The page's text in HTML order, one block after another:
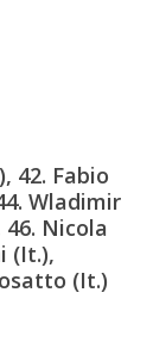
42. Fabio
Wladimir
46. Nicola
(It.),
(It.)